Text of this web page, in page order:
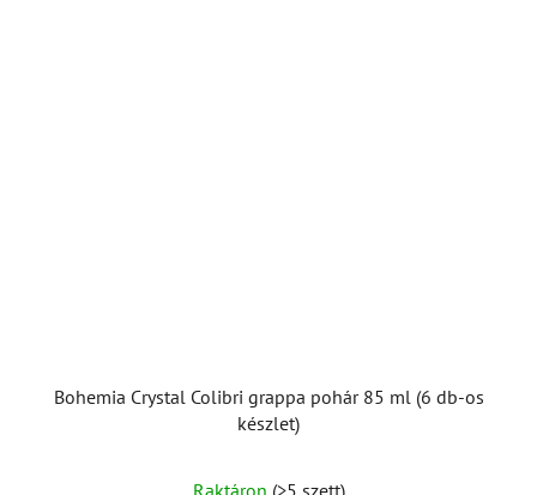
Bohemia Crystal Colibri grappa pohár 85 ml (6 db-os
készlet)
Raktáron (>5 szett)